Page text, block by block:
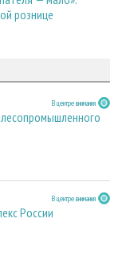
рознице
В центре внимания
В центре внимания
России